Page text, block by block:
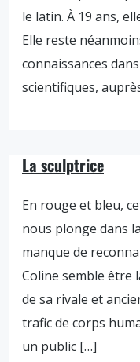
le latin. À 19 ans,
Elle reste
connaissances
scientifiques,
La sculptrice
En rouge et bleu,
nous plonge dans
manque de
Coline semble être
de sa rivale et
trafic de corps
un public […]